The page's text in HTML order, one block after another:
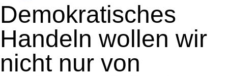
Demokratisches
Handeln wollen wir
nicht nur von